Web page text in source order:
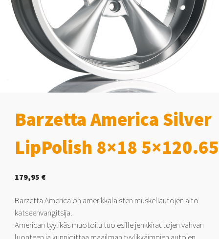
Barzetta America Silver
LipPolish 8×18
179,95 €
Barzetta America on amerikkalaisten muskeliautojen aito
katseenvangitsija.
American tyylikäs muotoilu tuo esille jenkkirautojen vahvan